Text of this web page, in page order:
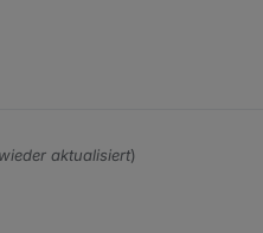
aktualisiert)